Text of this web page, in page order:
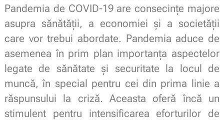
Pandemia de COVID-19 are consecințe majore
asupra sănătății, a economiei și a societății
care vor trebui abordate. Pandemia aduce de
asemenea în prim plan importanța aspectelor
legate de sănătate și securitate la locul de
muncă, în special pentru cei din prima linie a
răspunsului la criză. Aceasta oferă încă un
stimulent pentru intensificarea eforturilor de